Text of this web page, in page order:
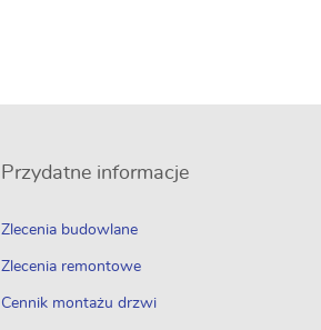
Przydatne informacje
Zlecenia budowlane
Zlecenia remontowe
Cennik montażu drzwi